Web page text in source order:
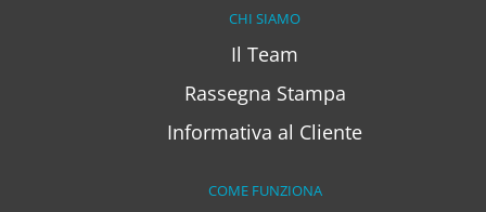
CHI SIAMO
Il Team
Rassegna Stampa
Informativa al Cliente
COME FUNZIONA